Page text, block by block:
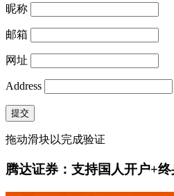
昵称
邮箱
网址
Address
提交
拖动滑块以完成验证
腾达证券：支持国人开户+